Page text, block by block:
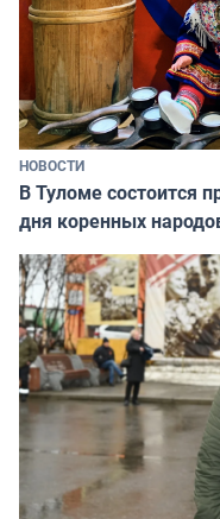
НОВОСТИ
В Туломе состоится
дня коренных